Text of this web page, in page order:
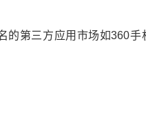
的第三方应用市场如360手